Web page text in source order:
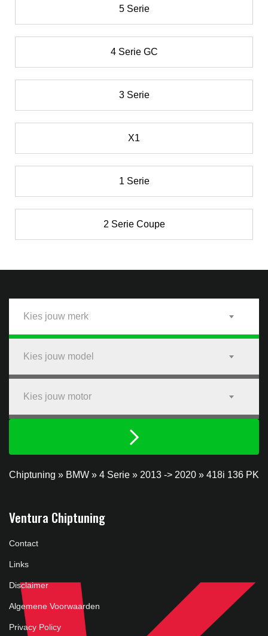
5 Serie
4 Serie GC
3 Serie
X1
1 Serie
2 Serie Coupe
Kies jouw merk
Kies jouw model
Kies jouw motor
Chiptuning » BMW » 4 Serie » 2013 -> 2020 » 418i 136 PK
Ventura Chiptuning
Contact
Links
Disclaimer
Algemene Voorwaarden
Privacy Policy